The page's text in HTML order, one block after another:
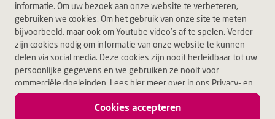
informatie. Om uw bezoek aan onze website te verbeteren,
gebruiken we cookies. Om het gebruik van onze site te meten
bijvoorbeeld, maar ook om Youtube video's af te spelen. Verder
zijn cookies nodig om informatie van onze website te kunnen
delen via social media. Deze cookies zijn nooit herleidbaar tot uw
persoonlijke gegevens en we gebruiken ze nooit voor
commerciële doeleinden. Lees hier meer over in ons Privacy- en
Cookiebeleid. Door op Akkoord te klikken, accepteert u alle
Cookies accepteren